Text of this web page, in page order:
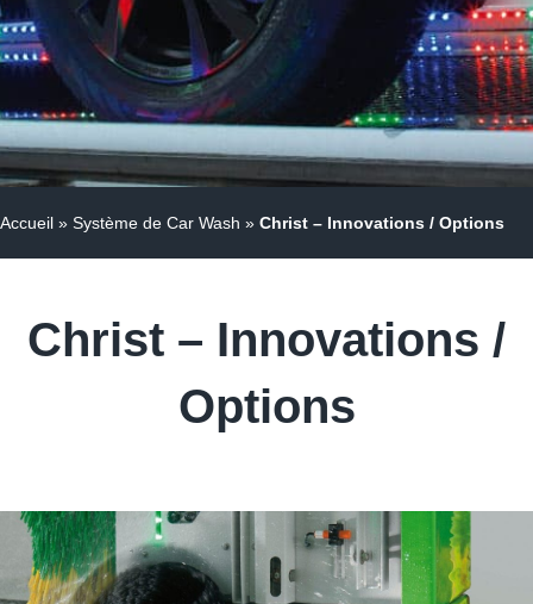
Accueil » Système de Car Wash » Christ – Innovations / Options
Christ – Innovations /
Options